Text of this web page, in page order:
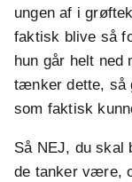
ungen af i
faktisk blive så
hun går helt ned
tænker dette, så
som faktisk
Så NEJ, du skal
de tanker være,